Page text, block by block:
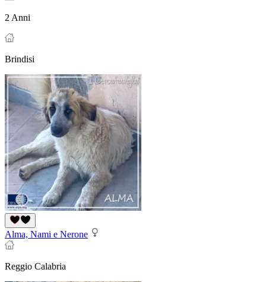
2 Anni
Brindisi
Alma, Nami e Nerone
Reggio Calabria